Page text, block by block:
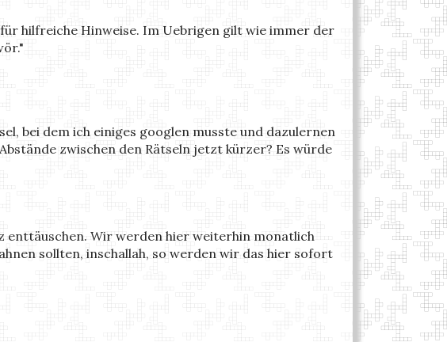
hilfreiche Hinweise. Im Uebrigen gilt wie immer der
bei dem ich einiges googlen musste und dazulernen
zwischen den Rätseln jetzt kürzer? Es würde
enttäuschen. Wir werden hier weiterhin monatlich
sollten, inschallah, so werden wir das hier sofort